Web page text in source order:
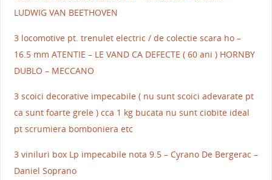
LUDWIG VAN BEETHOVEN
3 locomotive pt. trenulet electric / de colectie scara ho –
16.5 mm ATENTIE – LE VAND CA DEFECTE ( 60 ani ) HORNBY
DUBLO – MECCANO
3 scoici decorative impecabile ( nu sunt scoici adevarate pt
ca sunt foarte grele ) cca 1 kg bucata nu sunt ciobite ideal
pt scrumiera bomboniera etc
3 viniluri box Lp impecabile nota 9.5 – Cyrano De Bergerac –
Daniel Soprano